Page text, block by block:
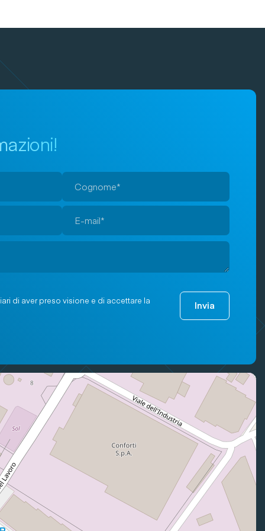
di aver preso visione e di accettare la